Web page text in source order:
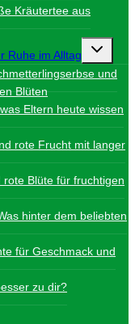
Kräutertee aus
Ruhe im Alltag
und
Blüten
Eltern heute wissen
rote Frucht mit langer
Blüte für fruchtigen
hinter dem beliebten
für Geschmack und
zu dir?